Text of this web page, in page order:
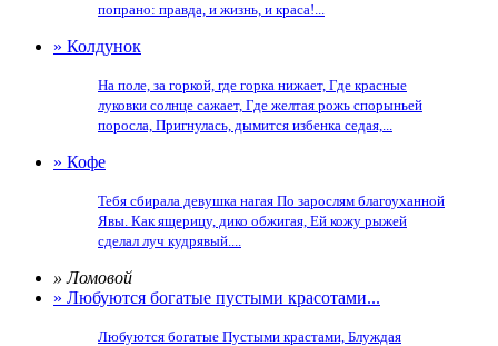
попрано: правда, и жизнь, и краса!...
» Колдунок
На поле, за горкой, где горка нижает, Где красные
луковки солнце сажает, Где желтая рожь спорыньей
поросла, Пригнулась, дымится избенка седая,...
» Кофе
Тебя сбирала девушка нагая По зарослям благоуханной
Явы. Как ящерицу, дико обжигая, Ей кожу рыжей
сделал луч кудрявый....
» Ломовой
» Любуются богатые пустыми красотами...
Любуются богатые Пустыми крастами, Блуждая